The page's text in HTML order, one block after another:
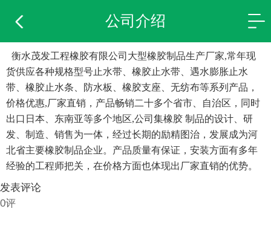
公司介绍
衡水茂发工程橡胶有限公司大型橡胶制品生产厂家,常年现
货供应各种规格型号止水带、橡胶止水带、遇水膨胀止水
带、橡胶止水条、防水板、橡胶支座、无纺布等系列产品，
价格优惠,厂家直销，产品畅销二十多个省市、自治区，同时
出口日本、东南亚等多个地区,公司集橡胶 制品的设计、研
发、制造、销售为一体，经过长期的励精图治，发展成为河
北省主要橡胶制品企业。产品质量有保证，安装方面有多年
经验的工程师把关，在价格方面也体现出厂家直销的优势。
发表评论
0评